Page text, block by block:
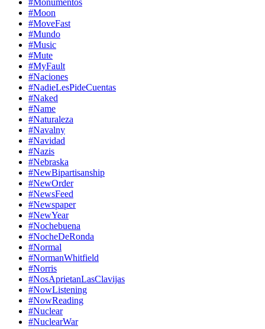
#Monumentos
#Moon
#MoveFast
#Mundo
#Music
#Mute
#MyFault
#Naciones
#NadieLesPideCuentas
#Naked
#Name
#Naturaleza
#Navalny
#Navidad
#Nazis
#Nebraska
#NewBipartisanship
#NewOrder
#NewsFeed
#Newspaper
#NewYear
#Nochebuena
#NocheDeRonda
#Normal
#NormanWhitfield
#Norris
#NosAprietanLasClavijas
#NowListening
#NowReading
#Nuclear
#NuclearWar